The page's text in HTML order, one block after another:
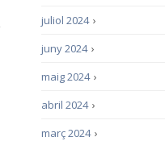
›
juliol 2024
›
juny 2024
›
maig 2024
›
abril 2024
›
març 2024